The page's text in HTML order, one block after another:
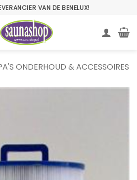
VAN DE BENELUX!
ONDERHOUD & ACCESSOIRES